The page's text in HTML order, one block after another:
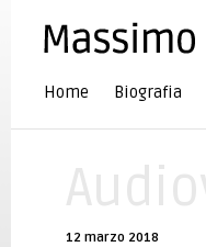
Home Biografia
12 marzo 2018